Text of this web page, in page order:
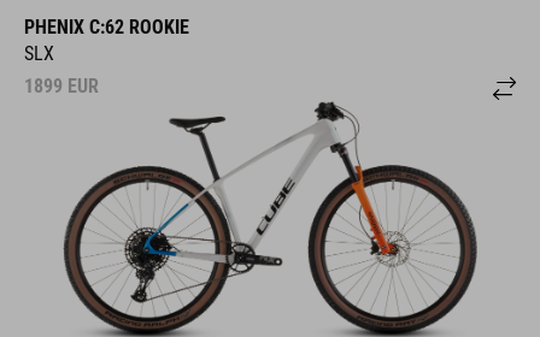
PHENIX C:62 ROOKIE
SLX
1899 EUR